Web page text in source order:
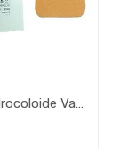
Penso Hidrocoloide Varihesive Extra Fino